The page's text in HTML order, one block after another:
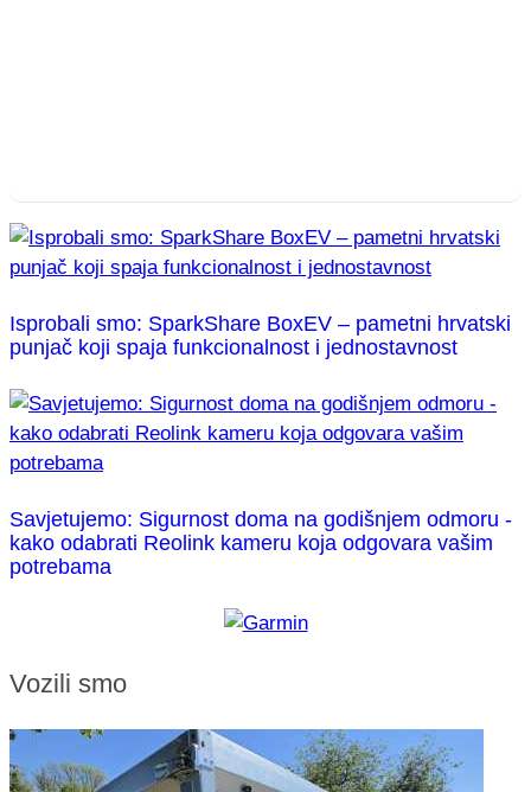
Isprobali smo: SparkShare BoxEV – pametni hrvatski
punjač koji spaja funkcionalnost i jednostavnost
Savjetujemo: Sigurnost doma na godišnjem odmoru -
kako odabrati Reolink kameru koja odgovara vašim
potrebama
Vozili smo